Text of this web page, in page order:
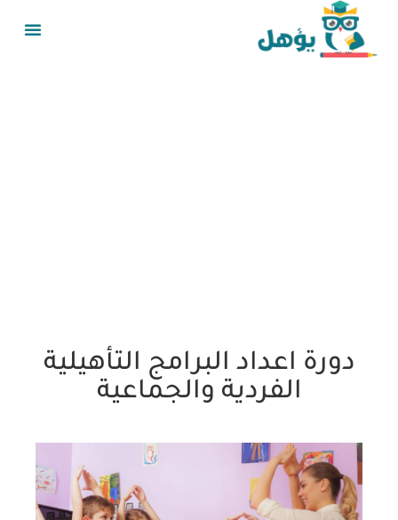
دورة اعداد البرامج التأهيلية
الفردية والجماعية